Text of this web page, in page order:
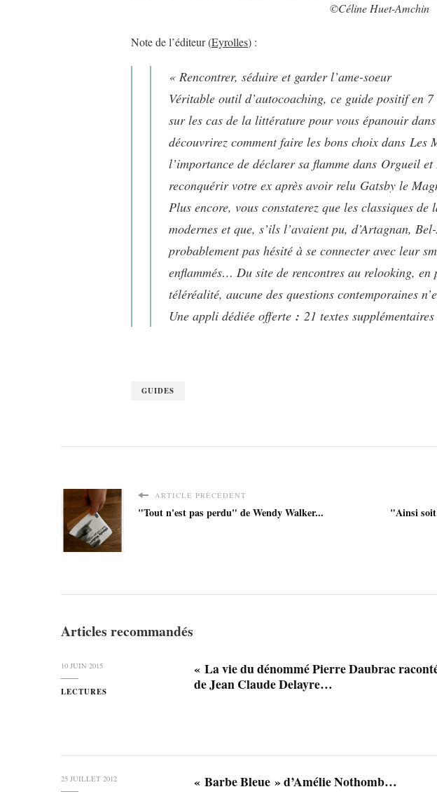
©Céline Huet-Amchin
Note de l’éditeur (Eyrolles) :
« Rencontrer, séduire et garder l’ame-soeur
Véritable outil d’autocoaching, ce guide positif en
sur les cas de la littérature pour vous épanouir
découvrirez comment faire les bons choix dans Les
l’importance de déclarer sa flamme dans Orgueil et
reconquérir votre ex après avoir relu Gatsby le
Plus encore, vous constaterez que les classiques
modernes et que, s’ils l’avaient pu, d’Artagnan,
probablement pas hésité à se connecter avec leur
enflammés… Du site de rencontres au relooking, en
téléréalité, aucune des questions contemporaines
Une appli dédiée offerte : 21 textes
GUIDES
ARTICLE PRÉCÉDENT
"Tout n'est pas perdu" de Wendy Walker... "Ainsi soit
Articles recommandés
10 JUIN 2015
LECTURES
« La vie du dénommé Pierre Daubrac
de Jean Claude Delayre…
25 JUILLET 2012 « Barbe Bleue » d’Amélie Nothomb…